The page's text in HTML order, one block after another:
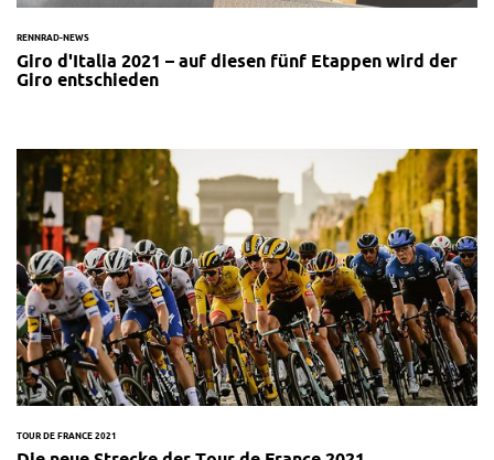
RENNRAD-NEWS
Giro d'Italia 2021 – auf diesen fünf Etappen wird der
Giro entschieden
TOUR DE FRANCE 2021